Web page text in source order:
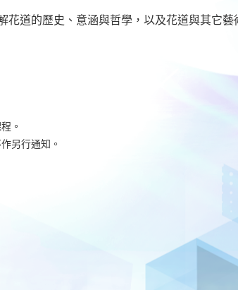
道的歷史、意涵與哲學，以及花道與其它藝
。
另行通知。